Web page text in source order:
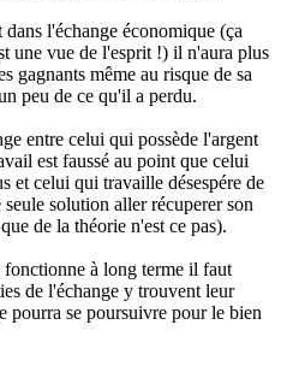
l'échange économique (ça
une vue de l'esprit !) il n'aura plus
gagnants même au risque de sa
peu de ce qu'il a perdu.
entre celui qui possède l'argent
est faussé au point que celui
et celui qui travaille désespére de
solution aller récuperer son
de la théorie n'est ce pas).
à long terme il faut
de l'échange y trouvent leur
pourra se poursuivre pour le bien